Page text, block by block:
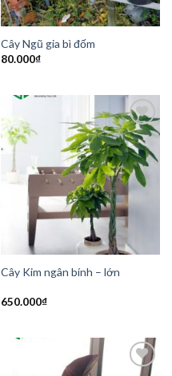
Cây Ngũ gia bì đốm
80.000₫
Add to
Wishlist
Cây Kim ngân bính – lớn
650.000₫